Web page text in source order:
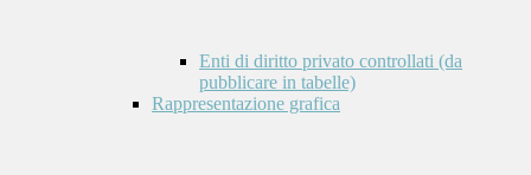
Enti di diritto privato controllati (da
pubblicare in tabelle)
Rappresentazione grafica